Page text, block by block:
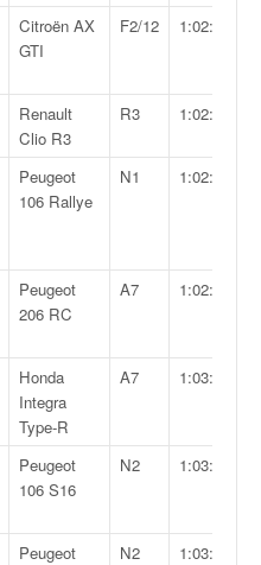
Citroën AX
GTI
F2/12 1:02:34.9
Renault
Clio R3
R3 1:02:35.0
Peugeot
106 Rallye
N1 1:02:35.3
Peugeot
206 RC
A7 1:02:38.7
Honda
Integra
Type-R
A7 1:03:04.2
Peugeot
106 S16
N2 1:03:12.3
Peugeot
N2 1:03:26.5